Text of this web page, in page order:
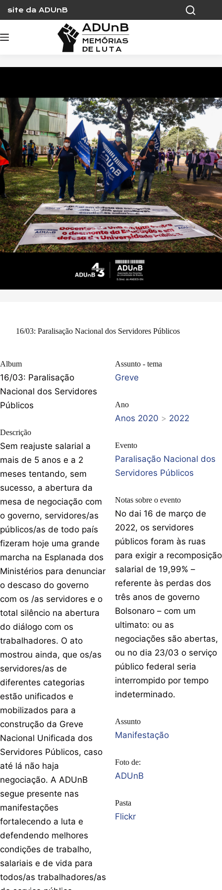
content
site da ADUnB
16/03: Paralisação Nacional dos Servidores Públicos
Album
16/03: Paralisação
Nacional dos Servidores
Públicos
Descrição
Sem reajuste salarial a
mais de 5 anos e a 2
meses tentando, sem
sucesso, a abertura da
mesa de negociação com
o governo, servidores/as
públicos/as de todo país
fizeram hoje uma grande
marcha na Esplanada dos
Ministérios para denunciar
o descaso do governo
com os /as servidores e o
total silêncio na abertura
do diálogo com os
trabalhadores. O ato
mostrou ainda, que os/as
servidores/as de
diferentes categorias
estão unificados e
mobilizados para a
construção da Greve
Nacional Unificada dos
Servidores Públicos, caso
até lá não haja
negociação. A ADUnB
segue presente nas
manifestações
fortalecendo a luta e
defendendo melhores
condições de trabalho,
salariais e de vida para
todos/as trabalhadores/as
Assunto - tema
Greve
Ano
Anos 2020 > 2022
Evento
Paralisação Nacional dos
Servidores Públicos
Notas sobre o evento
No dai 16 de março de
2022, os servidores
públicos foram às ruas
para exigir a recomposição
salarial de 19,99% –
referente às perdas dos
três anos de governo
Bolsonaro – com um
ultimato: ou as
negociações são abertas,
ou no dia 23/03 o serviço
público federal seria
interrompido por tempo
indeterminado.
Assunto
Manifestação
Foto de:
ADUnB
Pasta
Flickr